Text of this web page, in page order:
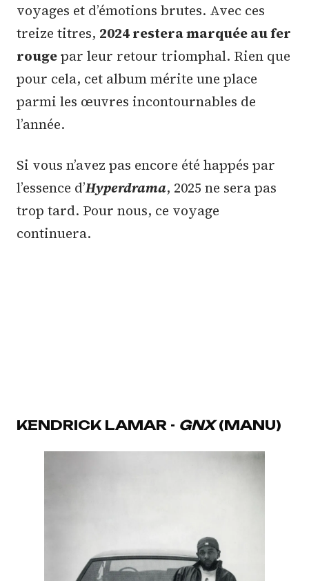
voyages et d’émotions brutes. Avec ces
treize titres, 2024 restera marquée au fer
rougepar leur retour triomphal. Rien que
pour cela, cet album mérite une place
parmi les œuvres incontournables de
l’année.
Si vous n’avez pas encore été happés par
l’essence d’Hyperdrama, 2025 ne sera pas
trop tard. Pour nous, ce voyage
continuera.
KENDRICK LAMAR - GNX (MANU)